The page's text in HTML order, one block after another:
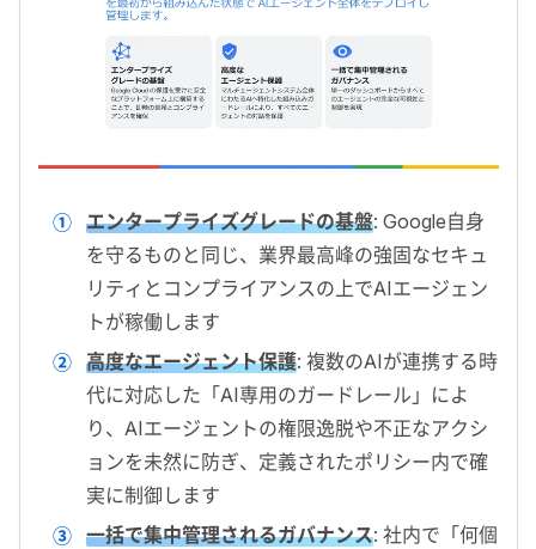
エンタープライズグレードの基盤: Google自身
を守るものと同じ、業界最高峰の強固なセキュ
リティとコンプライアンスの上でAIエージェン
トが稼働します
高度なエージェント保護: 複数のAIが連携する時
代に対応した「AI専用のガードレール」によ
り、AIエージェントの権限逸脱や不正なアクシ
ョンを未然に防ぎ、定義されたポリシー内で確
実に制御します
一括で集中管理されるガバナンス: 社内で「何個